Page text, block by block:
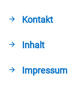
Kontakt
Inhalt
Impressum